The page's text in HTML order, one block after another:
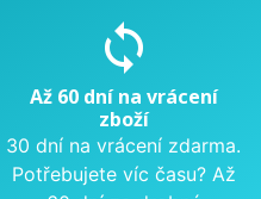
sync
Až 60 dní na vrácení
zboží
30 dní na vrácení zdarma.
Potřebujete víc času? Až